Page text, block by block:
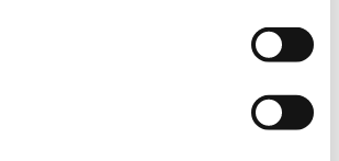
verkopen.
zorg, ⁠ook online.